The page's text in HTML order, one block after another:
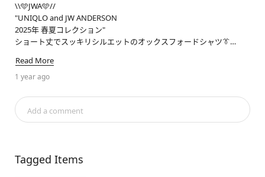
\\🩵JWA🩵//
"UNIQLO and JW ANDERSON
2025年 春夏コレクション"
ショート丈でスッキリシルエットのオックスフォードシャツ👔
📢LIVE STATION 店舗配信のお知らせ📢
毎週日曜日09:30から実施しているLIVESTATIONはしばらくの間お休
次回の配信予定は投稿にてお知らせいたしますので、ぜひご覧くだ
さい👀
次回の配信をお楽しみに☀️
Read More
1 year ago
Add a comment
Tagged Items